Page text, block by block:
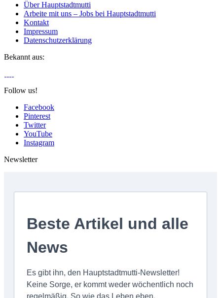
Über Hauptstadtmutti
Arbeite mit uns – Jobs bei Hauptstadtmutti
Kontakt
Impressum
Datenschutzerklärung
Bekannt aus:
Follow us!
Facebook
Pinterest
Twitter
YouTube
Instagram
Newsletter